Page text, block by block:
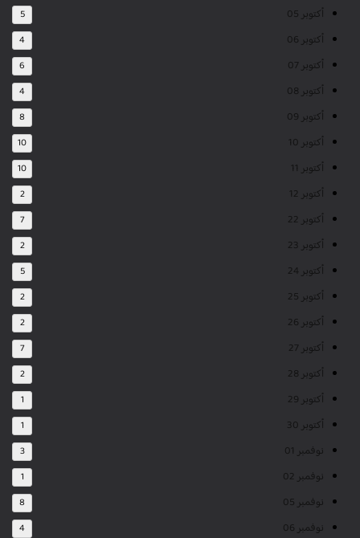
أكتوبر 05 5
أكتوبر 06 4
أكتوبر 07 6
أكتوبر 08 4
أكتوبر 09 8
أكتوبر 10 10
أكتوبر 11 10
أكتوبر 12 2
أكتوبر 22 7
أكتوبر 23 2
أكتوبر 24 5
أكتوبر 25 2
أكتوبر 26 2
أكتوبر 27 7
أكتوبر 28 2
أكتوبر 29 1
أكتوبر 30 1
نوفمبر 01 3
نوفمبر 02 1
نوفمبر 05 8
نوفمبر 06 4